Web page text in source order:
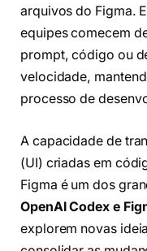
arquivos do Figma.
equipes comecem
prompt, código ou
velocidade,
processo de
A capacidade de
(UI) criadas em
Figma é um dos
OpenAI Codex e
explorem novas